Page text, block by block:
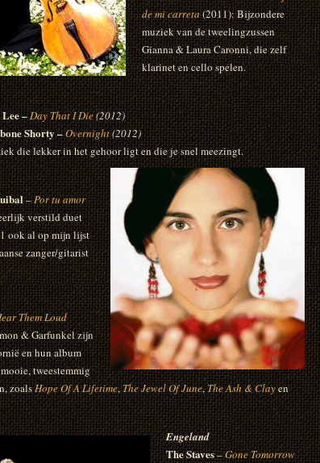
de mi carreta(2011): Bijzondere
muziek van de tweelingzussen
Gianna & Laura Caronni, die zelf
klarinet en cello spelen.
–Day That I Die(2012)
Shorty –Overnight(2012)
die lekker in het gehoor ligt en die je snel meezingt.
–Por tu amor
verstild duet
ook al op mijn lijst
zanger/gitarist
Them Loud
& Garfunkel zijn
en hun album
tweestemmig
zoalsHope Of A Lifetime,The Jewel Of June,The Ash & Clayen
Engeland
The Staves–Gone Tomorrow